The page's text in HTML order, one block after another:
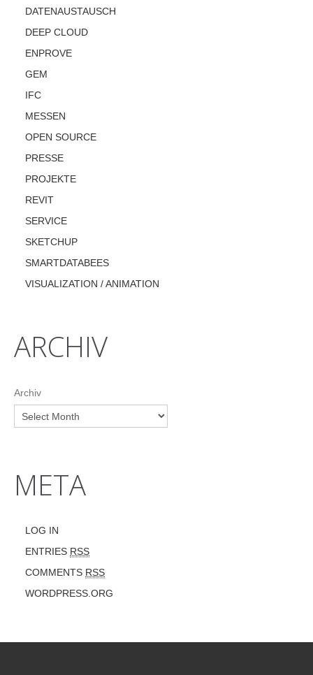
DATENAUSTAUSCH
DEEP CLOUD
ENPROVE
GEM
IFC
MESSEN
OPEN SOURCE
PRESSE
PROJEKTE
REVIT
SERVICE
SKETCHUP
SMARTDATABEES
VISUALIZATION / ANIMATION
ARCHIV
Archiv
META
LOG IN
ENTRIES RSS
COMMENTS RSS
WORDPRESS.ORG